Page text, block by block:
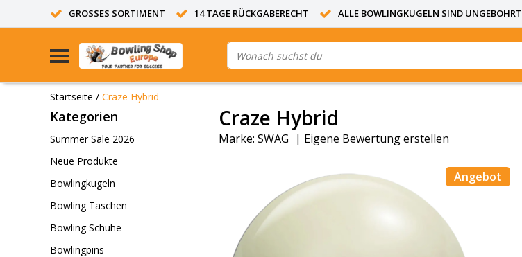
GROSSES SORTIMENT 14 TAGE RÜCKGABERECHT ALLE BOWLINGKUGELN SIND UNGEBOHRT
Startseite / Craze Hybrid
Kategorien
Summer Sale 2026
Neue Produkte
Bowlingkugeln
Bowling Taschen
Bowling Schuhe
Bowlingpins
Craze Hybrid
Marke: SWAG | Eigene Bewertung erstellen
Angebot